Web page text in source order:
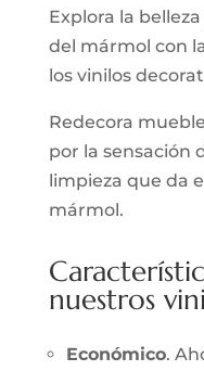
Explora la
del mármol con
los vinilos
Redecora
por la sensación
limpieza que da
mármol.
nuestros
Económico.